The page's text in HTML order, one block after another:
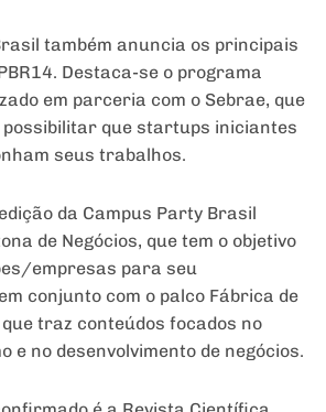
também anuncia os principais
Destaca-se o programa
em parceria com o Sebrae, que
possibilitar que startups iniciantes
seus trabalhos.
da Campus Party Brasil
de Negócios, que tem o objetivo
empresas para seu
conjunto com o palco Fábrica de
traz conteúdos focados no
e no desenvolvimento de negócios.